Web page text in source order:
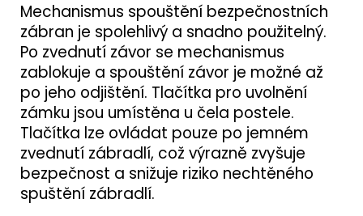
Mechanismus spouštění bezpečnostních
zábran je spolehlivý a snadno použitelný.
Po zvednutí závor se mechanismus
zablokuje a spouštění závor je možné až
po jeho odjištění. Tlačítka pro uvolnění
zámku jsou umístěna u čela postele.
Tlačítka lze ovládat pouze po jemném
zvednutí zábradlí, což výrazně zvyšuje
bezpečnost a snižuje riziko nechtěného
spuštění zábradlí.